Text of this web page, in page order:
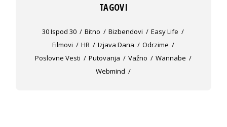
TAGOVI
30 Ispod 30 Bitno Bizbendovi
Easy Life
Filmovi
HR Izjava Dana
Odrzime
Poslovne Vesti
Putovanja Važno
Wannabe
Webmind